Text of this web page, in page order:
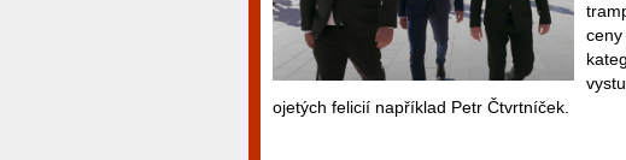
ojetých felicií například Petr Čtvrtníček.